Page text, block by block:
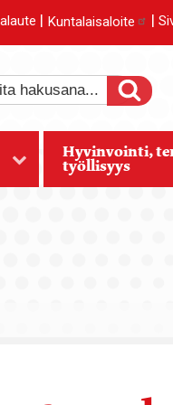
| Kuntalaisaloite |
Hyvinvointi,
työllisyys